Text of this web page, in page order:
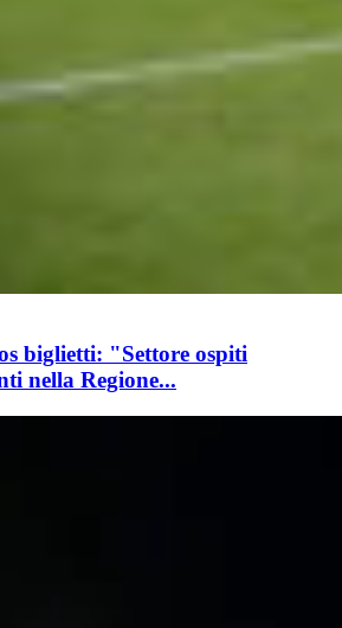
biglietti: "Settore ospiti
nella Regione...